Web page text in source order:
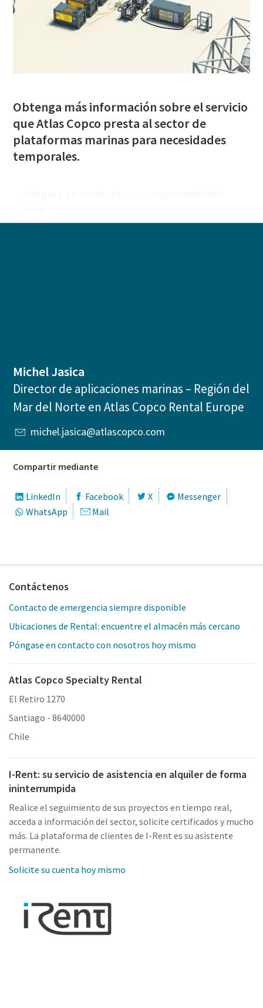
Obtenga más información sobre el servicio
que Atlas Copco presta al sector de
plataformas marinas para necesidades
temporales.
Michel Jasica
Director de aplicaciones marinas – Región del
Mar del Norte en Atlas Copco Rental Europe
michel.jasica@atlascopco.com
Compartir mediante
LinkedIn Facebook X
Messenger
WhatsApp
Mail
Contáctenos
Contacto de emergencia siempre disponible
Ubicaciones de Rental: encuentre el almacén más cercano
Póngase en contacto con nosotros hoy mismo
Atlas Copco Specialty Rental
El Retiro 1270
Santiago - 8640000
Chile
I-Rent: su servicio de asistencia en alquiler de forma
ininterrumpida
Realice el seguimiento de sus proyectos en tiempo real,
acceda a información del sector, solicite certificados y mucho
más. La plataforma de clientes de I-Rent es su asistente
permanente.
Solicite su cuenta hoy mismo